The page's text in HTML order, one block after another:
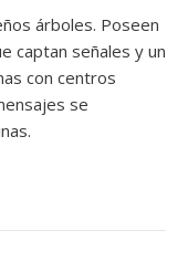
árboles. Poseen
captan señales y un
con centros
se